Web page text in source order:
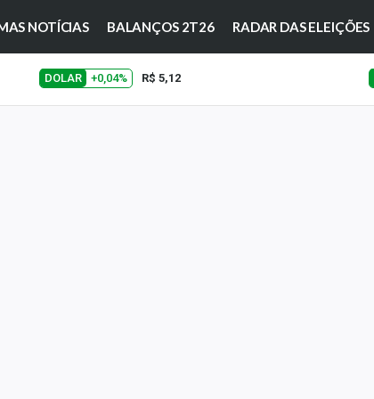
NOTÍCIAS BALANÇOS 2T26 RADAR DAS ELEIÇÕES
DOLAR +0,04% R$ 5,12